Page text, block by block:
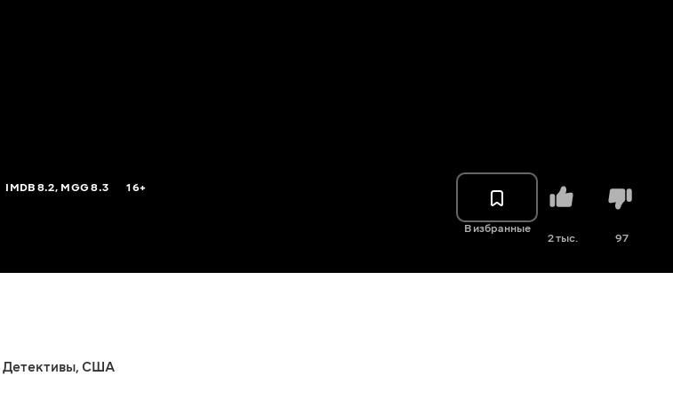
IMDB8.2, MGG8.3 16+
В избранные
2 тыс. 97
Детективы, США